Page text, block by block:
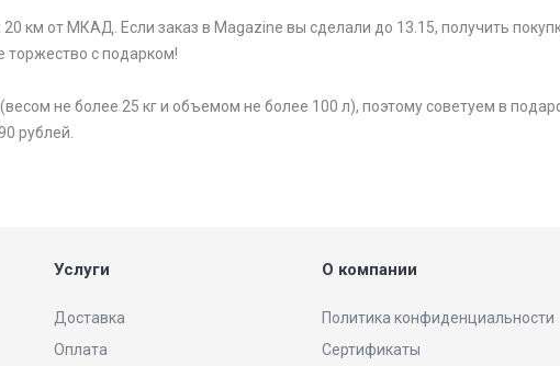
км от МКАД. Если заказ в Magazine вы сделали до 13.15, получить
торжество с подарком!
не более 25 кг и объемом не более 100 л), поэтому советуем в
рублей.
Услуги
Доставка
Оплата
О компании
Политика конфиденциальности
Сертификаты